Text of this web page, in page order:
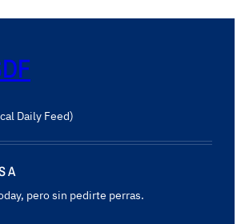
Daily Feed)
A
pero sin pedirte perras.